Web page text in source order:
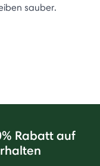
sauber.
Rabatt auf